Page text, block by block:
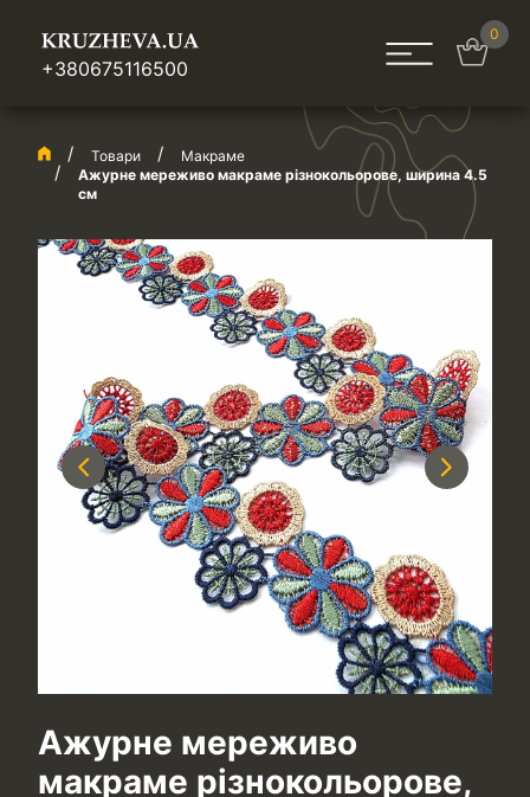
+380675116500
0
Товари
Макраме
Ажурне мереживо макраме різнокольорове, ширина 4.5
см
Previous Next
Ажурне мереживо
макраме різнокольорове,